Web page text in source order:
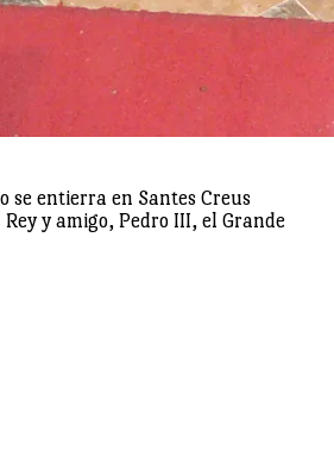
se entierra en Santes Creus
y amigo, Pedro III, el Grande